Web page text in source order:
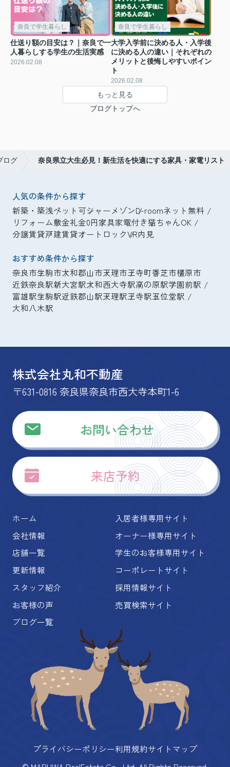
奈良で学生暮らし
仕送り額の目安は？｜奈良で一
人暮らしする学生の生活実感
2026.02.08
奈良で学生暮らし
大学入学前に決める人・入学後
に決める人の違い｜それぞれの
メリットと後悔しやすいポイン
ト
2026.02.08
もっと見る
ブログトップへ
ログ 奈良県立大生必見！新生活を快適にする家具・家電リスト
人気の条件から探す
新築・築浅ペット可シャーメゾンD-roomネット無料
リフォーム敷金礼金0円家具家電付き猫ちゃんOK
分譲賃貸戸建賃貸オートロックVR内見
おすすめ条件から探す
奈良市生駒市大和郡山市天理市王寺町香芝市橿原市
近鉄奈良駅新大宮駅大和西大寺駅高の原駅学園前駅
富雄駅生駒駅近鉄郡山駅天理駅王寺駅五位堂駅
大和八木駅
株式会社丸和不動産
〒631-0816 奈良県奈良市西大寺本町1-6
お問い合わせ
来店予約
ホーム
会社情報
店舗一覧
更新情報
スタッフ紹介
お客様の声
ブログ一覧
入居者様専用サイト
オーナー様専用サイト
学生のお客様専用サイト
コーポレートサイト
採用情報サイト
売買検索サイト
プライバシーポリシー利用規約サイトマップ